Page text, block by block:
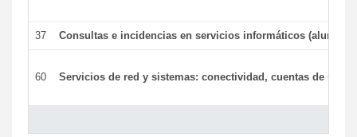
37 Consultas e incidencias en servicios informáticos (alumnos)
60 Servicios de red y sistemas: conectividad, cuentas de